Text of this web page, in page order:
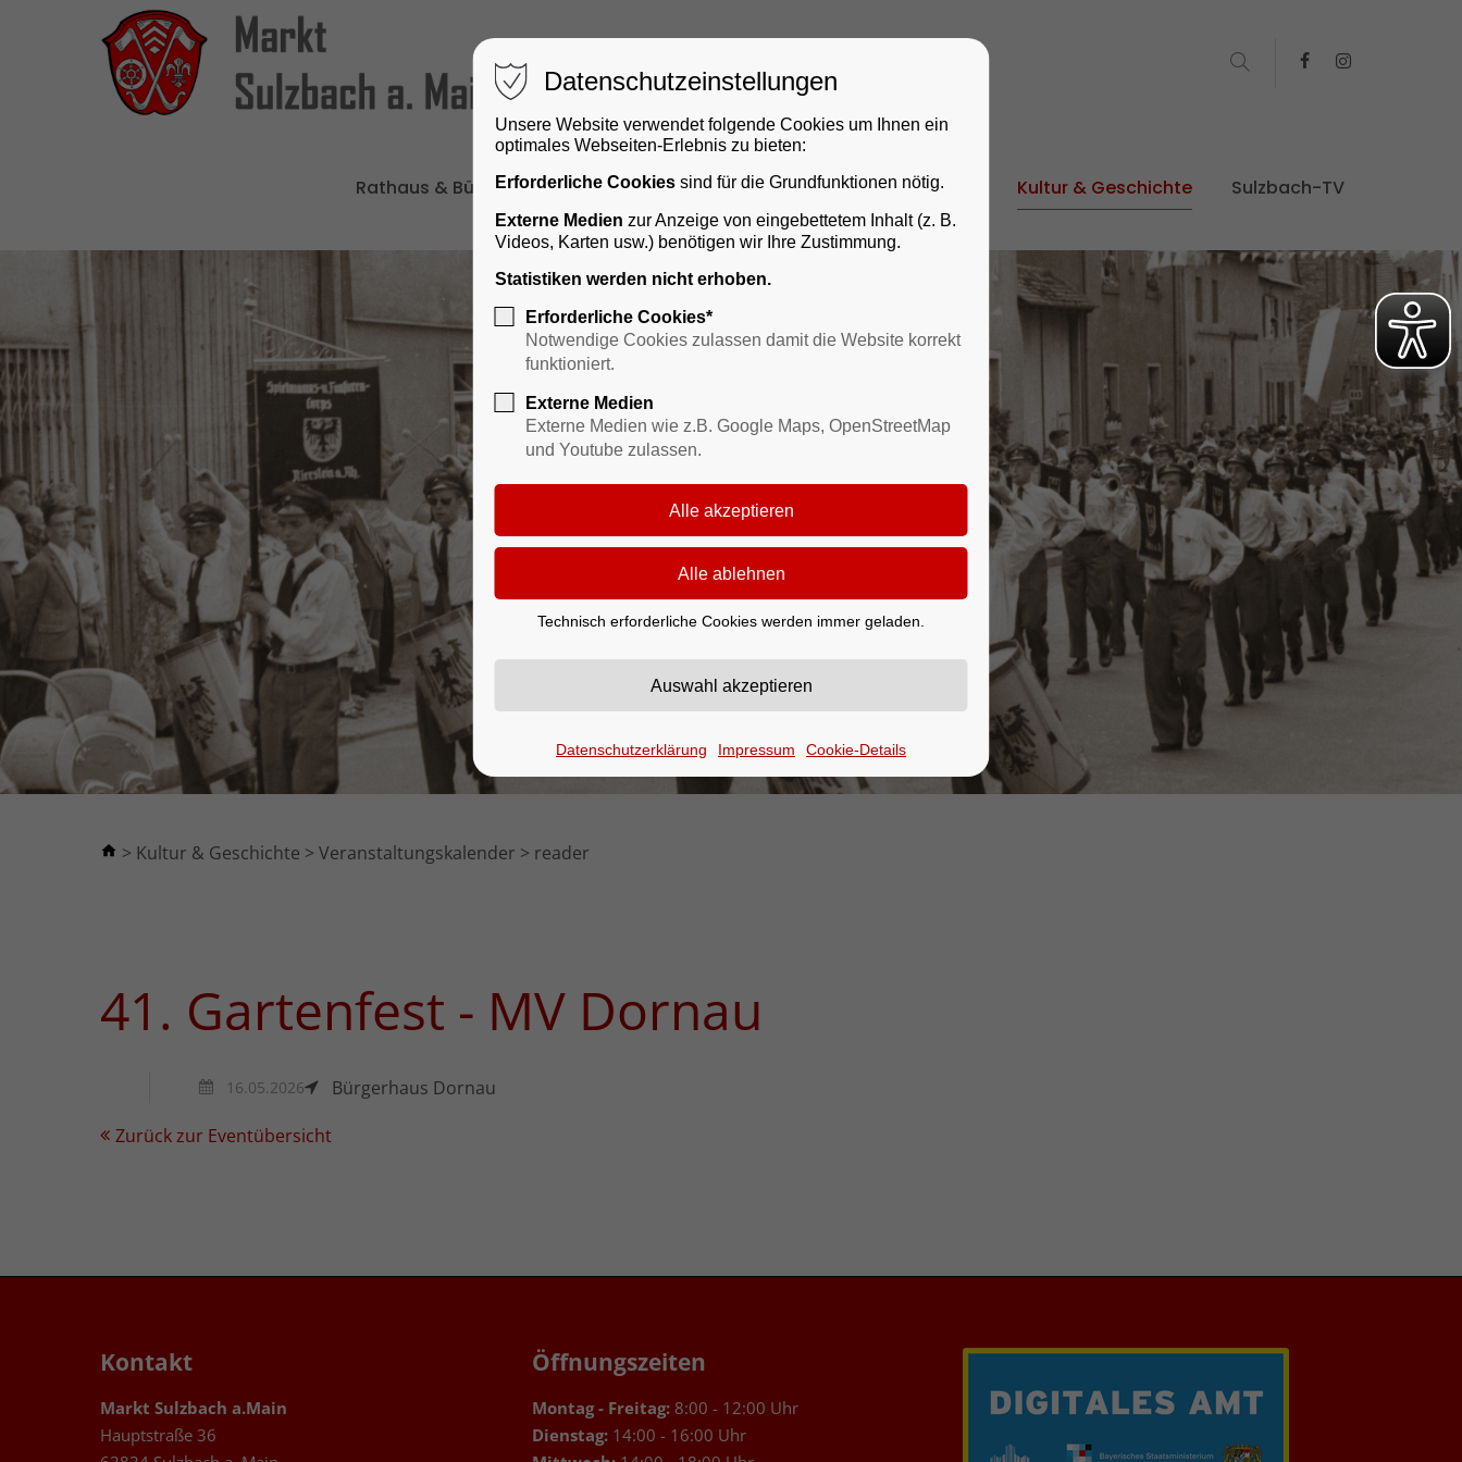
Rathaus & Bürgerservice Bauen & Gewerbe Verkehr Freizeit Kultur & Geschichte Sulzbach-TV
Kultur & Geschichte Veranstaltungskalender reader
41. Gartenfest - MV Dornau
16.05.2026
Bürgerhaus Dornau
Zurück zur Eventübersicht
Kontakt
Markt Sulzbach a.Main
Hauptstraße 36
Öffnungszeiten
Montag - Freitag: 8:00 - 12:00 Uhr
Dienstag: 14:00 - 16:00 Uhr
Datenschutzeinstellungen
Unsere Website verwendet folgende Cookies um Ihnen ein
optimales Webseiten-Erlebnis zu bieten:
Erforderliche Cookiessind für die Grundfunktionen nötig.
Externe Medien zur Anzeige von eingebettetem Inhalt (z. B.
Videos, Karten usw.) benötigen wir Ihre Zustimmung.
Statistiken werden nicht erhoben.
Erforderliche Cookies*
Notwendige Cookies zulassen damit die Website korrekt
funktioniert.
Externe Medien
Externe Medien wie z.B. Google Maps, OpenStreetMap
und Youtube zulassen.
Technisch erforderliche Cookies werden immer geladen.
Datenschutzerklärung Impressum Cookie-Details